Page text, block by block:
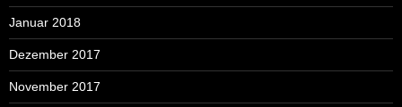
Januar 2018
Dezember 2017
November 2017